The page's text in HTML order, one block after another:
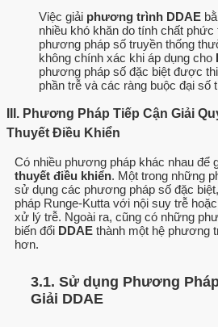
Việc giải phương trình DDAE
nhiều khó khăn do tính chất
phương pháp số truyền thống
không chính xác khi áp dụng cho
phương pháp số đặc biệt được
phần trễ và các ràng buộc đại số
III. Phương Pháp Tiếp Cận Giải
Thuyết Điều Khiển
Có nhiều phương pháp khác nhau để
thuyết điều khiển. Một trong những
sử dụng các phương pháp số đặc
pháp Runge-Kutta với nội suy trễ
xử lý trễ. Ngoài ra, cũng có những
biến đổi DDAE thành một hệ phương
hơn.
3.1. Sử dụng Phương
Giải DDAE